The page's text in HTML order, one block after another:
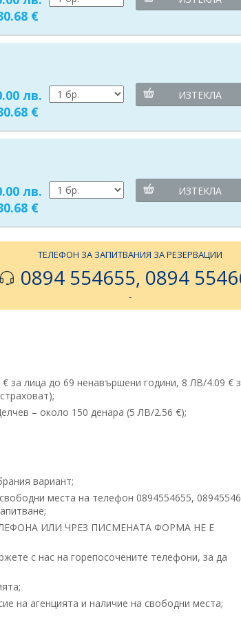
€
лв.
€
ИЗТЕКЛА
лв.
€
ИЗТЕКЛА
ТЕЛЕФОН ЗА ЗАПИТВАНИЯ ЗА РЕЗЕРВАЦИИ
0894 554655, 0894
-
за лица до 69 ненавършени години, 8 ЛВ/4.09 €
– около 150 денара (5 ЛВ/2.56 €);
вариант;
места на телефон 0894554655,
ИЛИ ЧРЕЗ ПИСМЕНАТА ФОРМА НЕ Е
с нас на горепосочените телефони, за да
на агенцията и наличие на свободни места;